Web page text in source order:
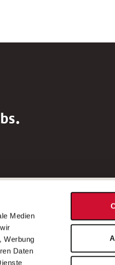
Medien
Werbung
Daten
Bei Fragen zu einer
wenden Sie sich
Stellenausschreibung